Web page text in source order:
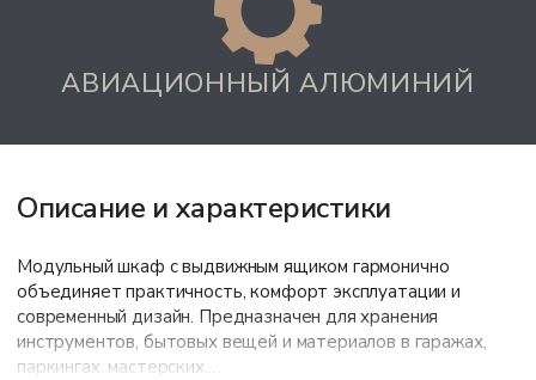
АВИАЦИОННЫЙ АЛЮМИНИЙ
Описание и характеристики
Модульный шкаф с выдвижным ящиком гармонично
объединяет практичность, комфорт эксплуатации и
современный дизайн. Предназначен для хранения
инструментов, бытовых вещей и материалов в гаражах,
паркингах, мастерских.